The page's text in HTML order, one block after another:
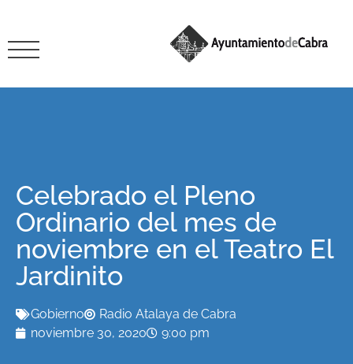
Celebrado el Pleno
Ordinario del mes de
noviembre en el Teatro El
Jardinito
Gobierno
Radio Atalaya de Cabra
noviembre 30, 2020
9:00 pm